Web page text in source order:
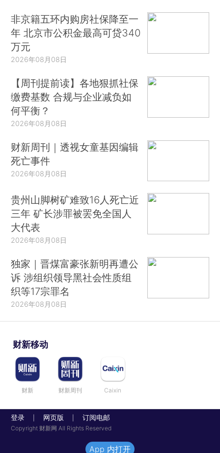
非京籍五环内购房社保降至一
年 北京市公积金最高可贷340
万元
2026年08月08日
【周刊提前读】各地狠抓社保
缴费基数 合规与企业减负如
何平衡？
2026年08月08日
财新周刊｜透视女童基因编辑
死亡事件
2026年08月08日
贵州山脚树矿难致16人死亡近
三年 矿长涉罪被罢免全国人
大代表
2026年08月08日
独家｜晋煤富豪张新明再遭公
诉 涉组织领导黑社会性质组
织等17宗罪名
2026年08月08日
财新移动
财新 财新周刊 Caixin
登录 网页版 订阅电邮
Copyright 财新网 All Rights Reserved
App 内打开